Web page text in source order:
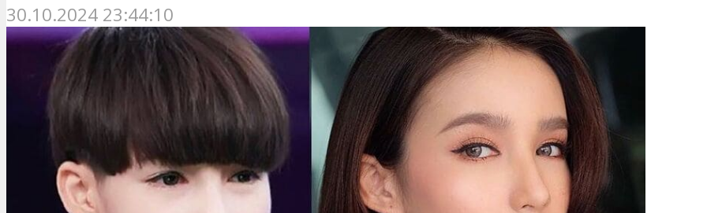
30.10.2024 23:44:10